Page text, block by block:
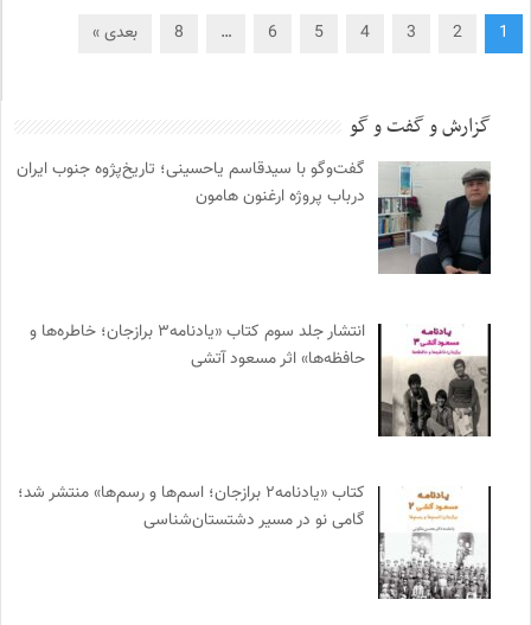
1
2
3
4
5
6
…
8 بعدی »
گزارش و گفت و گو
گفت‌وگو با سیدقاسم یاحسینی؛ تاریخ‌پژوه جنوب ایران
درباب پروژه ارغنون هامون
انتشار جلد سوم کتاب «یادنامه۳ برازجان؛ خاطره‌ها و
حافظه‌ها» اثر مسعود آتشی
کتاب «یادنامه۲ برازجان؛ اسم‌ها و رسم‌ها» منتشر شد؛
گامی نو در مسیر دشتستان‌شناسی